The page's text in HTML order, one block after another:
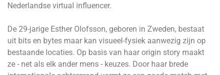
Nederlandse virtual influencer.
De 29-jarige Esther Olofsson, geboren in Zweden, bestaat
uit bits en bytes maar kan visueel-fysiek aanwezig zijn op
bestaande locaties. Op basis van haar origin story maakt
ze - net als elk ander mens - keuzes. Door haar brede